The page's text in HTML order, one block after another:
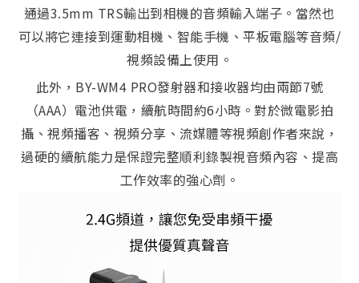
通過3.5mm TRS輸出到相機的音頻輸入端子。當然也
可以將它連接到運動相機、智能手機、平板電腦等音頻/
視頻設備上使用。
此外，BY-WM4 PRO發射器和接收器均由兩節7號
（AAA）電池供電，續航時間約6小時。對於微電影拍
攝、視頻播客、視頻分享、流媒體等視頻創作者來說，
過硬的續航能力是保證完整順利錄製視音頻內容、提高
工作效率的強心劑。